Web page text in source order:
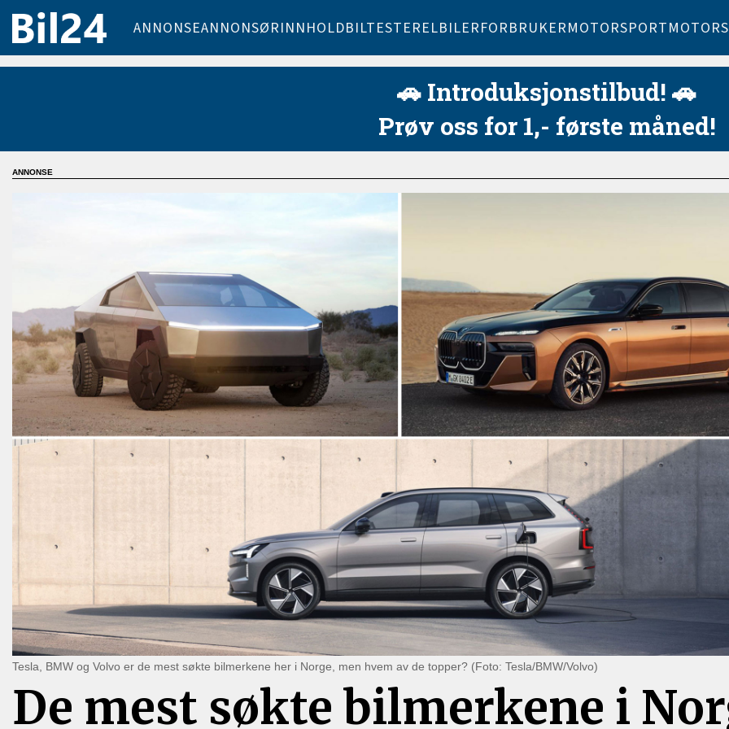
ANNONSEANNONSØRINNHOLDBILTESTERELBILERFORBRUKERMOTORSPORT
🚗 Introduksjonstilbud! 🚗
Prøv oss for 1,- første måned!
Tesla, BMW og Volvo er de mest søkte bilmerkene her i Norge, men hvem av de topper? (Foto: Tesla/BMW/Volvo)
De mest søkte bilmerkene i